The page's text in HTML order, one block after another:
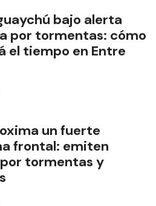
bajo alerta
por tormentas: cómo
el tiempo en Entre
un fuerte
frontal: emiten
tormentas y